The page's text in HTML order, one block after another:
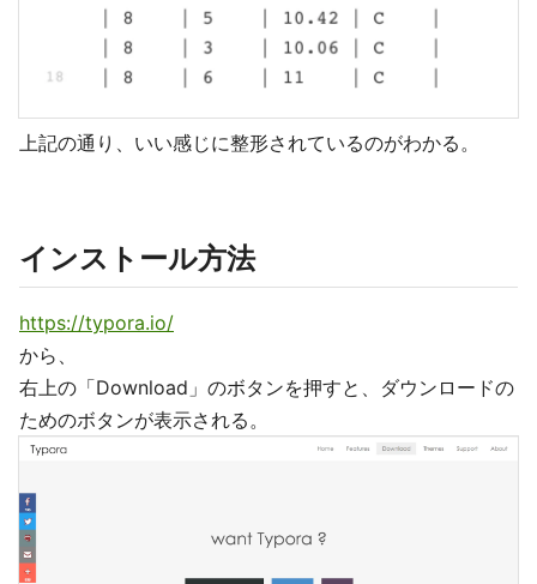
上記の通り、いい感じに整形されているのがわかる。
インストール方法
https://typora.io/
から、
右上の「Download」のボタンを押すと、ダウンロードの
ためのボタンが表示される。